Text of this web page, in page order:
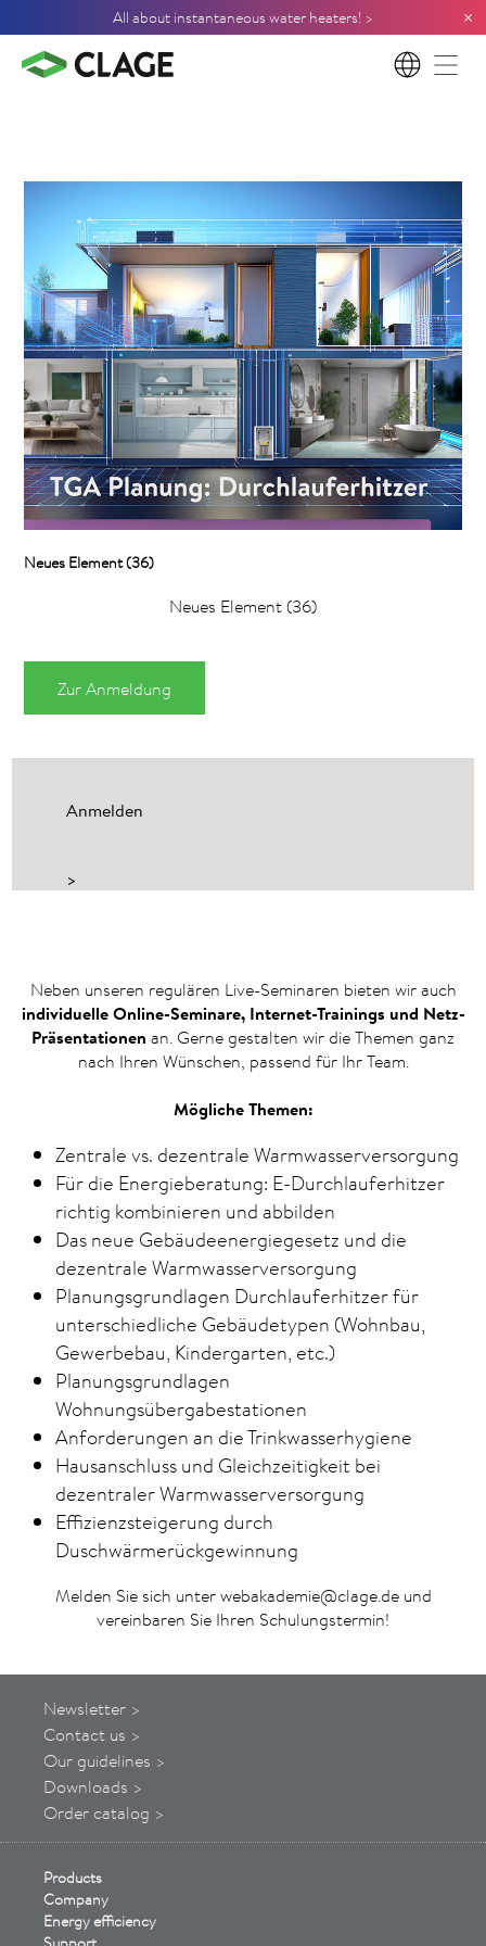
All about instantaneous water heaters! > ×
EN
Neues Element (36)
Neues Element (36)
Zur Anmeldung
Anmelden
>
Neben unseren regulären Live-Seminaren bieten wir auch
individuelle Online-Seminare, Internet-Trainings und Netz-
Präsentationen an. Gerne gestalten wir die Themen ganz
nach Ihren Wünschen, passend für Ihr Team.
Mögliche Themen:
Zentrale vs. dezentrale Warmwasserversorgung
Für die Energieberatung: E-Durchlauferhitzer
richtig kombinieren und abbilden
Das neue Gebäudeenergiegesetz und die
dezentrale Warmwasserversorgung
Planungsgrundlagen Durchlauferhitzer für
unterschiedliche Gebäudetypen (Wohnbau,
Gewerbebau, Kindergarten, etc.)
Planungsgrundlagen
Wohnungsübergabestationen
Anforderungen an die Trinkwasserhygiene
Hausanschluss und Gleichzeitigkeit bei
dezentraler Warmwasserversorgung
Effizienzsteigerung durch
Duschwärmerückgewinnung
Melden Sie sich unterwebakademie@clage.deund
vereinbaren Sie Ihren Schulungstermin!
Newsletter >
Contact us >
Our guidelines >
Downloads >
Order catalog >
Products
Company
Energy efficiency